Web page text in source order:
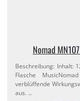
Nomad
Beschreibung: Inhalt:
Flasche
verblüffende
aus. …